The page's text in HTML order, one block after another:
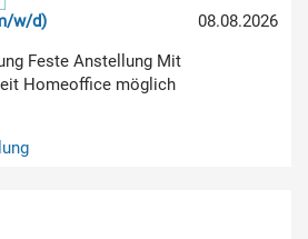
08.08.2026
w/d)
Feste Anstellung Mit
Homeoffice möglich